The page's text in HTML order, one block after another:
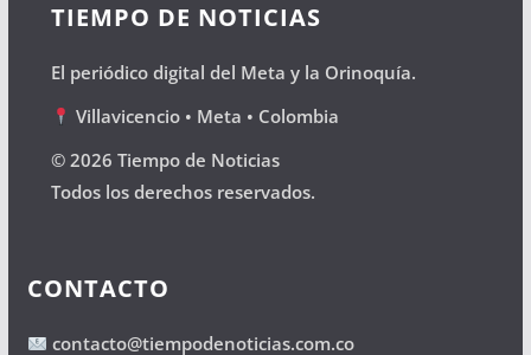
TIEMPO DE NOTICIAS
El periódico digital del Meta y la Orinoquía.
Villavicencio • Meta • Colombia
© 2026 Tiempo de Noticias
Todos los derechos reservados.
CONTACTO
contacto@tiempodenoticias.com.co